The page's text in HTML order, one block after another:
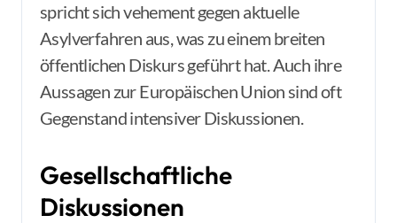
spricht sich vehement gegen aktuelle
Asylverfahren aus, was zu einem breiten
öffentlichen Diskurs geführt hat. Auch ihre
Aussagen zur Europäischen Union sind oft
Gegenstand intensiver Diskussionen.
Gesellschaftliche
Diskussionen